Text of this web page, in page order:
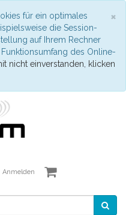
×
für ein optimales
die Session-
auf Ihrem Rechner
des Online-
nicht einverstanden, klicken
Anmelden